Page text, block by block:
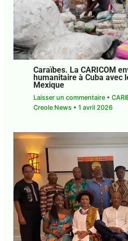
Caraïbes. La CARICOM
humanitaire à Cuba avec
Mexique
Laisser un commentaire •
Caraib Creole News